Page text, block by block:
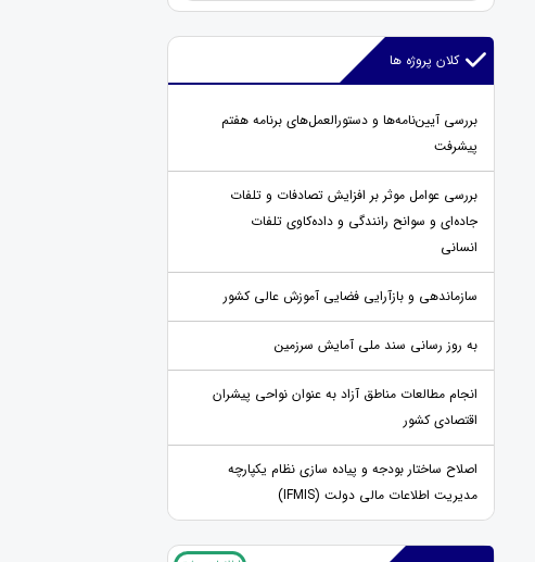
کلان پروژه ها
بررسی آیین‌نامه‌ها و دستورالعمل‌های برنامه هفتم
پیشرفت
بررسی عوامل موثر بر افزایش تصادفات و تلفات
جاده‌ای و سوانح رانندگی و داده‌کاوی تلفات
انسانی
سازماندهی و بازآرایی فضایی آموزش عالی کشور
به روز رسانی سند ملی آمایش سرزمین
انجام مطالعات مناطق آزاد به عنوان نواحی پیشران
اقتصادی کشور
اصلاح ساختار بودجه و پیاده سازی نظام یکپارچه
مدیریت اطلاعات مالی دولت (IFMIS)